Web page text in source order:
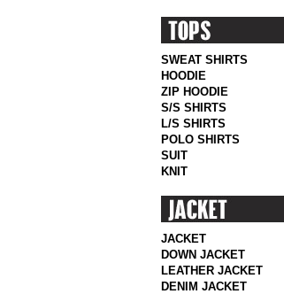
SWEAT SHIRTS
HOODIE
ZIP HOODIE
S/S SHIRTS
L/S SHIRTS
POLO SHIRTS
SUIT
KNIT
JACKET
DOWN JACKET
LEATHER JACKET
DENIM JACKET